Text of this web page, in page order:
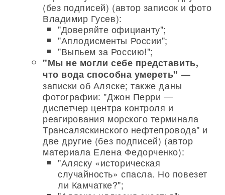
(без подписей) (автор записок и фото
Владимир Гусев):
"Доверяйте официанту";
"Аплодисменты России";
"Выпьем за Россию!";
"Мы не могли себе представить,
что вода способна умереть" —
записки об Аляске; также даны
фотографии: "Джон Перри —
диспетчер центра контроля и
реагирования морского терминала
Трансаляскинского нефтепровода" и
две другие (без подписей) (автор
материала Елена Федорченко):
"Аляску «историческая
случайность» спасла. Но повезет
ли Камчатке?";